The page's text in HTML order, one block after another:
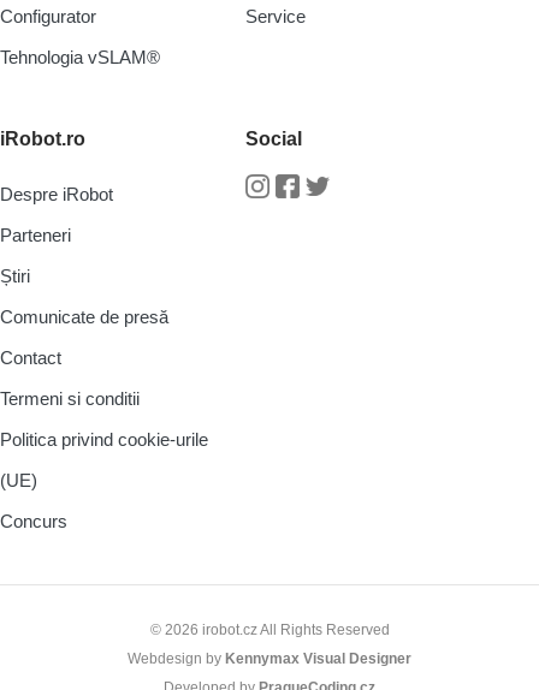
Configurator
Tehnologia vSLAM®
Service
iRobot.ro
Despre iRobot
Parteneri
Știri
Comunicate de presă
Contact
Termeni si conditii
Politica privind cookie-urile
(UE)
Concurs
Social
InstagramFacebook
© 2026 irobot.cz All Rights Reserved
Webdesign by Kennymax Visual Designer